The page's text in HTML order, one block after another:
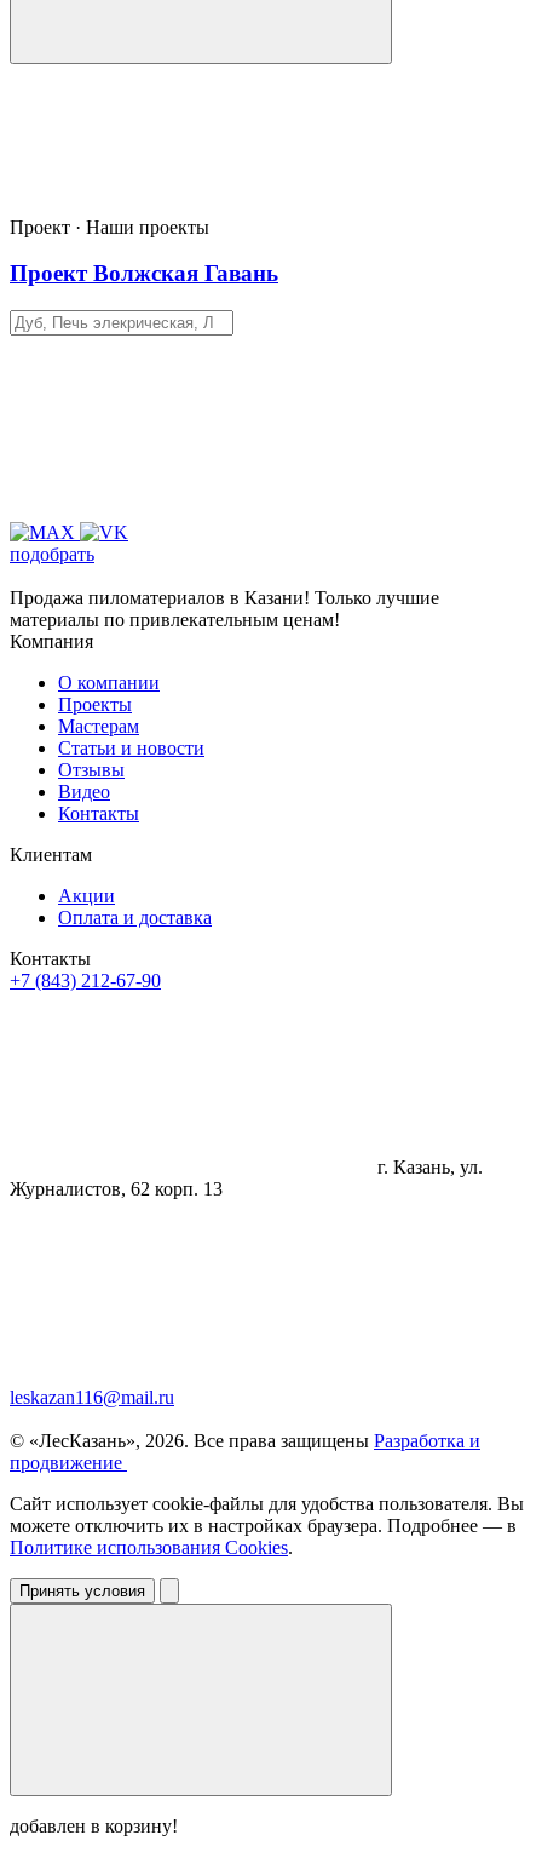
Проект · Наши проекты
Проект Волжская Гавань
подобрать
Продажа пиломатериалов в Казани! Только лучшие
материалы по привлекательным ценам!
Компания
О компании
Проекты
Мастерам
Статьи и новости
Отзывы
Видео
Контакты
Клиентам
Акции
Оплата и доставка
Контакты
+7 (843) 212-67-90
г. Казань, ул.
Журналистов, 62 корп. 13
leskazan116@mail.ru
© «ЛесКазань», 2026. Все права защищены Разработка и
продвижение
Сайт использует cookie-файлы для удобства пользователя. Вы
можете отключить их в настройках браузера. Подробнее — в
Политике использования Cookies.
Принять условия
добавлен в корзину!